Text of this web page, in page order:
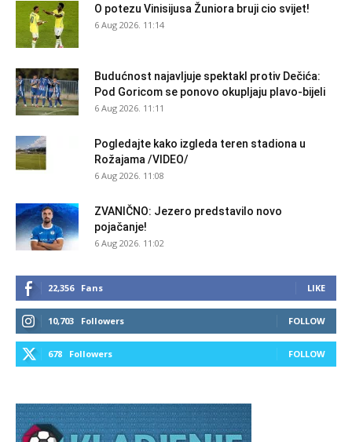
O potezu Vinisijusa Žuniora bruji cio svijet!
6 Aug 2026. 11:14
Budućnost najavljuje spektakl protiv Dečića:
Pod Goricom se ponovo okupljaju plavo-bijeli
6 Aug 2026. 11:11
Pogledajte kako izgleda teren stadiona u
Rožajama /VIDEO/
6 Aug 2026. 11:08
ZVANIČNO: Jezero predstavilo novo
pojačanje!
6 Aug 2026. 11:02
22,356 Fans LIKE
10,703 Followers FOLLOW
678 Followers FOLLOW